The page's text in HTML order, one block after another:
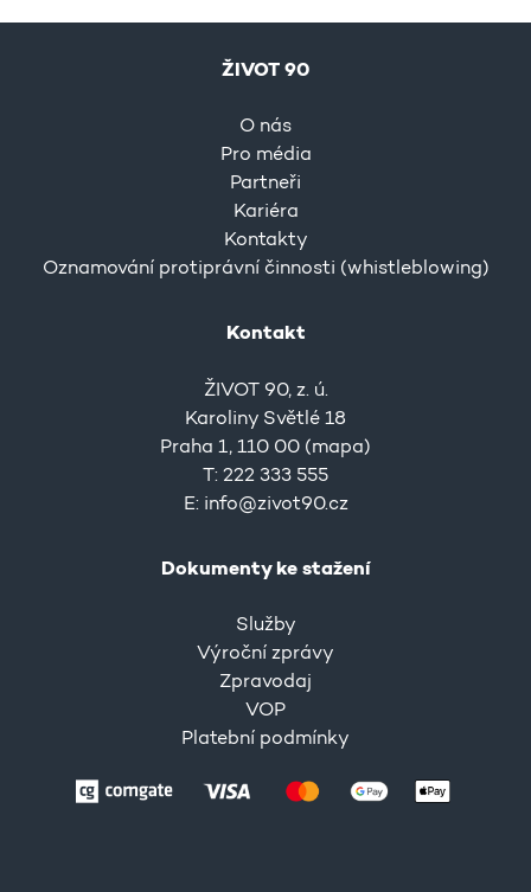
ŽIVOT 90
O nás
Pro média
Partneři
Kariéra
Kontakty
Oznamování protiprávní činnosti (whistleblowing)
Kontakt
ŽIVOT 90, z. ú.
Karoliny Světlé 18
Praha 1, 110 00 (mapa)
T: 222 333 555
E: info@zivot90.cz
Dokumenty ke stažení
Služby
Výroční zprávy
Zpravodaj
VOP
Platební podmínky